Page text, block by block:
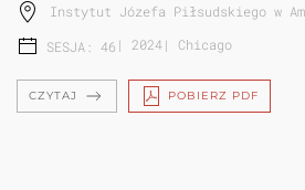
Instytut Józefa Piłsudskiego w
SESJA: 46 | 2024| Chicago
CZYTAJ POBIERZ PDF